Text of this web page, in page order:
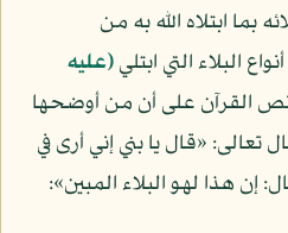
بما ابتلاه الله به من
البلاء التي ابتلي(عليه
نص القرآن على أن من أوضحها
«قال يا بني إني أرى في
إن هذا لهو البلاء المبين»: